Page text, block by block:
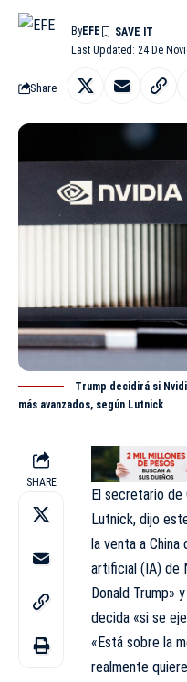
Last Updated: 24 De
ByEFE
Share
Trump decidirá si
más avanzados, según Lutnick
SHARE
El secretario
Lutnick, dijo
la venta a
artificial (IA) de
Donald Trump»
decida «si se
«Está sobre la
realmente